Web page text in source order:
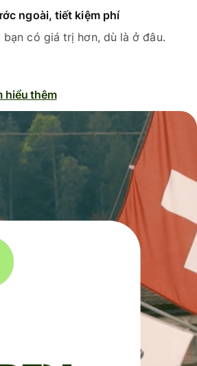
ngoài, tiết kiệm phí
bạn có giá trị hơn, dù là ở đâu.
hiểu thêm